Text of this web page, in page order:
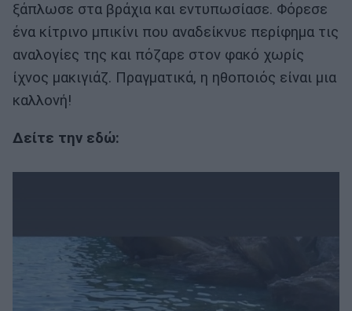
ξάπλωσε στα βράχια και εντυπωσίασε. Φόρεσε
ένα κίτρινο μπικίνι που αναδείκνυε περίφημα τις
αναλογίες της και πόζαρε στον φακό χωρίς
ίχνος μακιγιάζ. Πραγματικά, η ηθοποιός είναι μια
καλλονή!
Δείτε την εδώ: